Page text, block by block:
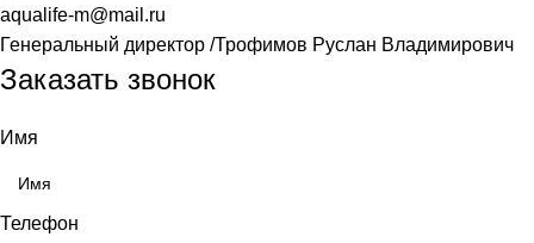
aqualife-m@mail.ru
Генеральный директор /Трофимов Руслан Владимирович
Заказать звонок
Имя
Телефон